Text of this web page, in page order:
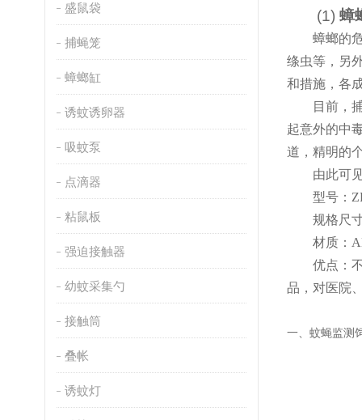
盛鼠袋
捕蝇笼
蟑螂缸
诱蚊诱卵器
吸蚊泵
点滴器
粘鼠板
强迫接触器
幼蚊采集勺
接触筒
叠帐
诱蚊灯
(1) 蟑
蟑螂的
绦虫等，另
和措施，各
目前，
起意外的中
道，精明的
由此可
型号 ：
规格尺
材质：
优点：
品，对医院
一、 蚊蝇监测